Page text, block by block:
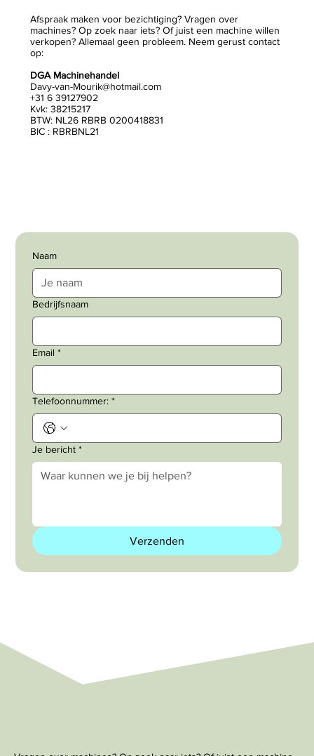
Naam
Bedrijfsnaam
Email *
Telefoonnummer: *
Je bericht *
Verzenden
Afspraak maken voor bezichtiging? Vragen over
machines? Op zoek naar iets? Of juist een machine willen
verkopen? Allemaal geen probleem. Neem gerust contact
op:
DGA Machinehandel
Davy-van-Mourik@hotmail.com
+31 6 39127902
Kvk: 38215217
BTW: NL26 RBRB 0200418831
BIC : RBRBNL21